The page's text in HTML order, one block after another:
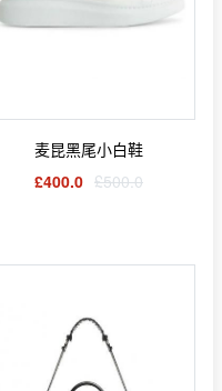
麦昆黑尾小白鞋
£400.0 £500.0